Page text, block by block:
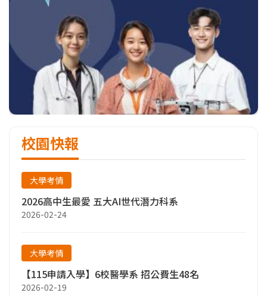
校園快報
大學考情
2026高中生最愛 五大AI世代潛力科系
2026-02-24
大學考情
【115申請入學】6校醫學系 招公費生48名
2026-02-19